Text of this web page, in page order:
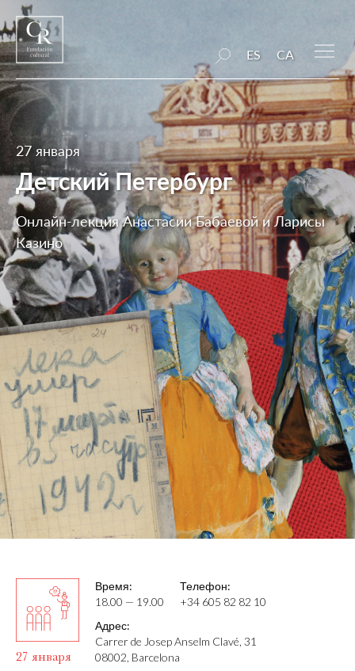
ES CA
27 января
Детский Петербург
Онлайн-лекция Анастасии Бабаевой и Ларисы
Казино
27 января
Время:
18.00 — 19.00
Телефон:
+34 605 82 82 10
Адрес:
Carrer de Josep Anselm Clavé, 31
08002, Barcelona